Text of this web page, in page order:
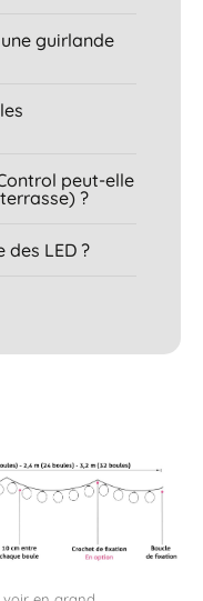
guirlande
peut-elle
?
des LED ?